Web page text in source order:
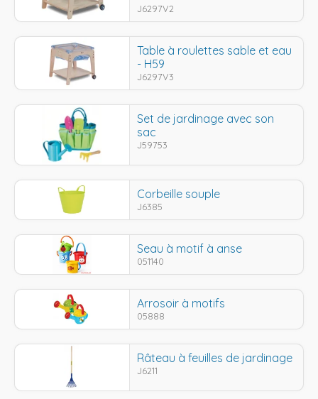
J6297V2
Table à roulettes sable et eau
- H59
J6297V3
Set de jardinage avec son
sac
J59753
Corbeille souple
J6385
Seau à motif à anse
051140
Arrosoir à motifs
05888
Râteau à feuilles de jardinage
J6211